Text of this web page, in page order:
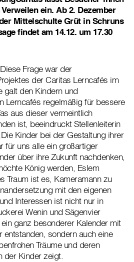
ein. Ab 2. Dezember
Mittelschulte Grüt in Schruns
findet am 14.12. um 17.30
Frage war der
der Caritas Lerncafés im
galt den Kindern und
Lerncafés regelmäßig für bessere
aus dieser vermeintlich
ist, beeindruckt Stellenleiterin
Kinder bei der Gestaltung ihrer
für uns alle ein großartiger
über ihre Zukunft nachdenken,
König werden, Eslem
Traum ist es, Kameramann zu
mit den eigenen
Interessen ist nicht nur in
Wenin und Sägenvier
ganz besonderer Kalender mit
entstanden, sondern auch eine
Träume und deren
der Kinder zeigt.